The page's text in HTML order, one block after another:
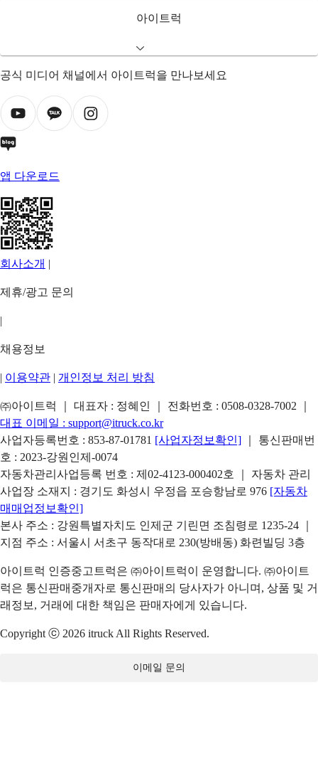
아이트럭
공식 미디어 채널에서 아이트럭을 만나보세요
앱 다운로드
회사소개 |
제휴/광고 문의
|
채용정보
| 이용약관 | 개인정보 처리 방침
㈜아이트럭 ｜ 대표자 : 정혜인 ｜ 전화번호 : 0508-0328-7002
대표 이메일 : support@itruck.co.kr
사업자등록번호 : 853-87-01781 [사업자정보확인]
｜ 통신판매번
호 : 2023-강원인제-0074
자동차관리사업등록 번호 : 제02-4123-000402호 ｜ 자동차 관리
사업장 소재지 : 경기도 화성시 우정읍 포승항남로 976 [자동차
매매업정보확인]
본사 주소 : 강원특별자치도 인제군 기린면 조침령로 1235-24 ｜
지점 주소 : 서울시 서초구 동작대로 230(방배동) 화련빌딩 3층
아이트럭 인증중고트럭은 ㈜아이트럭이 운영합니다. ㈜아이트
럭은 통신판매중개자로 통신판매의 당사자가 아니며, 상품 및 거
래정보, 거래에 대한 책임은 판매자에게 있습니다.
Copyright ⓒ 2026 itruck All Rights Reserved.
이메일 문의